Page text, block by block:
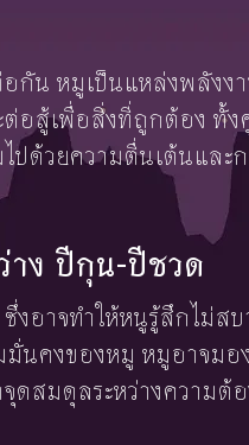
น หมูเป็นแหล่งพลังงา
อสู้เพื่อสิ่งที่ถูกต้อง ทั้
ไปด้วยความตื่นเต้นแล
ง ปีกุน-ปีชวด
อาจทำให้หนูรู้สึกไม่สบ
มั่นคงของหมู หมูอาจมอ
สมดุลระหว่างความต้อ